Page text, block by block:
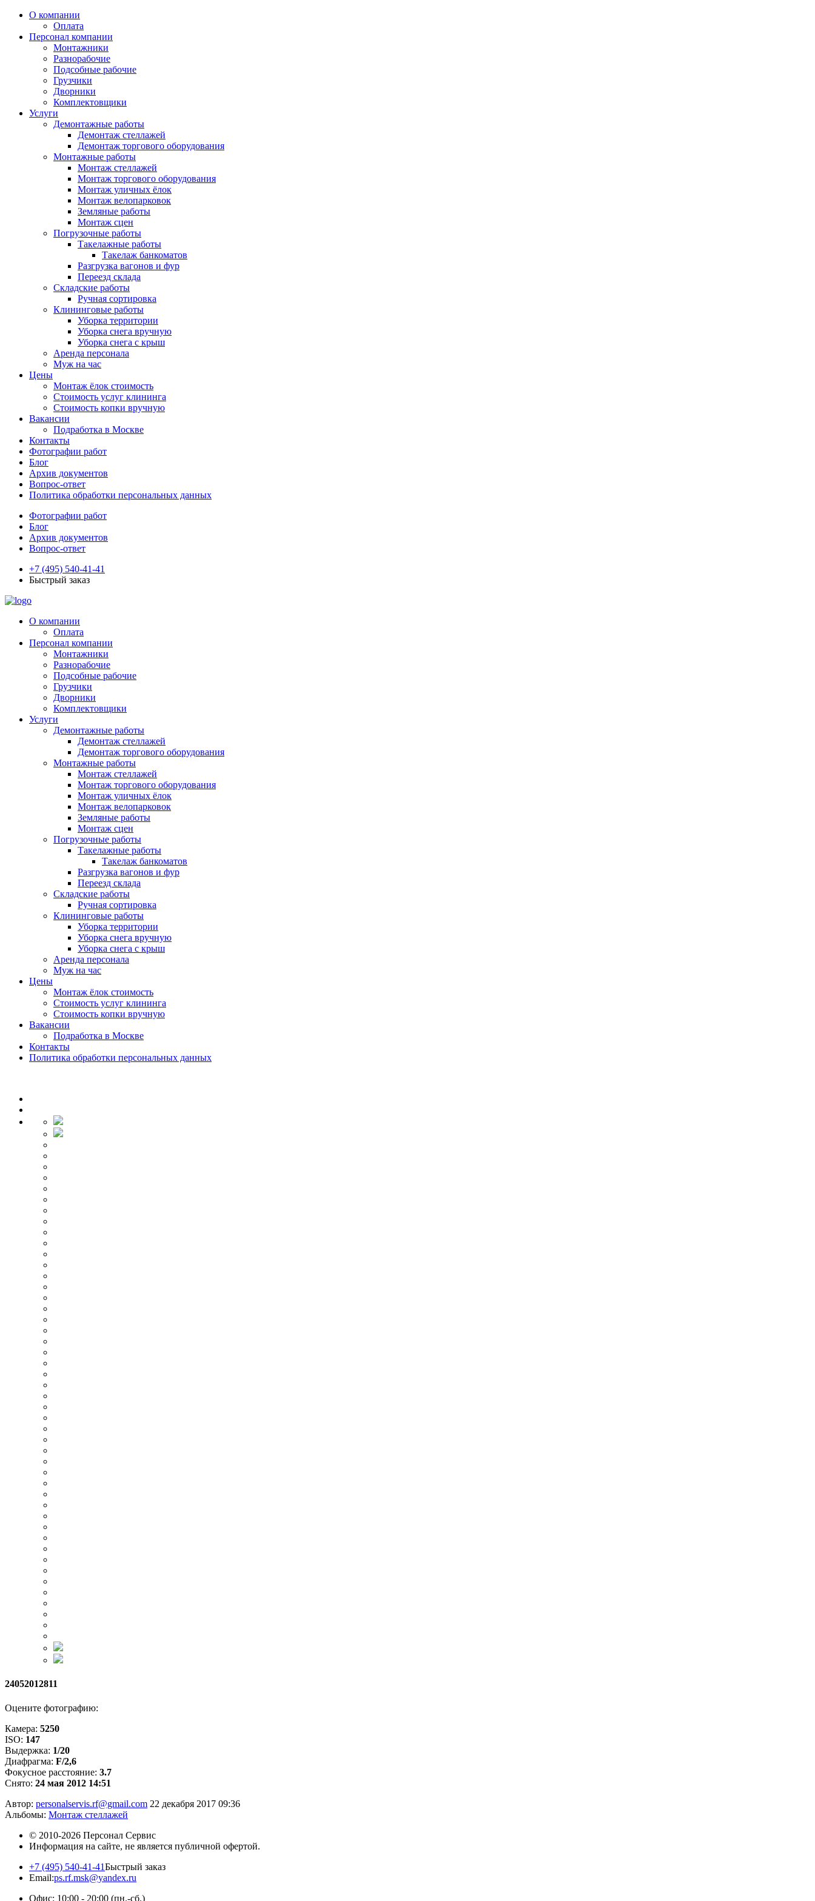
О компании
Оплата
Персонал компании
Монтажники
Разнорабочие
Подсобные рабочие
Грузчики
Дворники
Комплектовщики
Услуги
Демонтажные работы
Демонтаж стеллажей
Демонтаж торгового оборудования
Монтажные работы
Монтаж стеллажей
Монтаж торгового оборудования
Монтаж уличных ёлок
Монтаж велопарковок
Земляные работы
Монтаж сцен
Погрузочные работы
Такелажные работы
Такелаж банкоматов
Разгрузка вагонов и фур
Переезд склада
Складские работы
Ручная сортировка
Клининговые работы
Уборка территории
Уборка снега вручную
Уборка снега с крыш
Аренда персонала
Муж на час
Цены
Монтаж ёлок стоимость
Стоимость услуг клининга
Стоимость копки вручную
Вакансии
Подработка в Москве
Контакты
Фотографии работ
Блог
Архив документов
Вопрос-ответ
Политика обработки персональных данных
Фотографии работ
Блог
Архив документов
Вопрос-ответ
+7 (495) 540-41-41
Быстрый заказ
О компании
Оплата
Персонал компании
Монтажники
Разнорабочие
Подсобные рабочие
Грузчики
Дворники
Комплектовщики
Услуги
Демонтажные работы
Демонтаж стеллажей
Демонтаж торгового оборудования
Монтажные работы
Монтаж стеллажей
Монтаж торгового оборудования
Монтаж уличных ёлок
Монтаж велопарковок
Земляные работы
Монтаж сцен
Погрузочные работы
Такелажные работы
Такелаж банкоматов
Разгрузка вагонов и фур
Переезд склада
Складские работы
Ручная сортировка
Клининговые работы
Уборка территории
Уборка снега вручную
Уборка снега с крыш
Аренда персонала
Муж на час
Цены
Монтаж ёлок стоимость
Стоимость услуг клининга
Стоимость копки вручную
Вакансии
Подработка в Москве
Контакты
Политика обработки персональных данных
24052012811
Оцените фотографию:
Камера: 5250
ISO: 147
Выдержка: 1/20
Диафрагма: F/2,6
Фокусное расстояние: 3.7
Снято: 24 мая 2012 14:51
Автор: personalservis.rf@gmail.com 22 декабря 2017 09:36
Альбомы: Монтаж стеллажей
© 2010-2026 Персонал Сервис
Информация на сайте, не является публичной офертой.
+7 (495) 540-41-41Быстрый заказ
Email:ps.rf.msk@yandex.ru
Офис: 10:00 - 20:00 (пн.-сб.)